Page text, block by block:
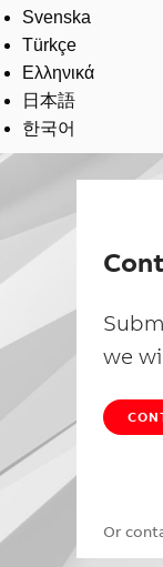
Svenska
Türkçe
Ελληνικά
日本語
한국어
we
Or